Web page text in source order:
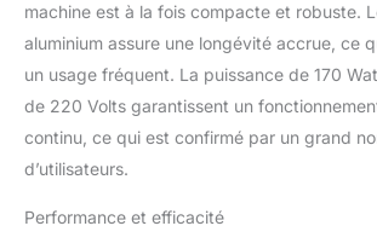
machine est à la fois compacte et robuste.
aluminium assure une longévité accrue, ce
un usage fréquent. La puissance de 170
de 220 Volts garantissent un
continu, ce qui est confirmé par un grand
d’utilisateurs.
Performance et efficacité